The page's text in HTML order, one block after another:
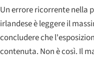
Un errore ricorrente nella
irlandese è leggere il
concludere che
contenuta. Non è così. Il